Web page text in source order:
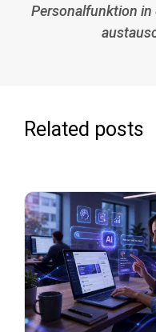
Personalfunktion in
Related posts